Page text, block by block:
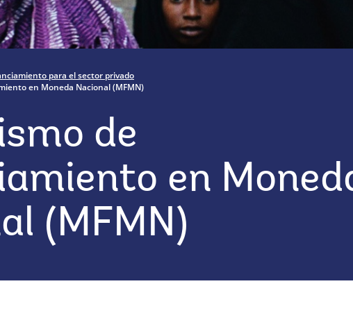
para el sector privado
en Moneda Nacional (MFMN)
de
en
(MFMN)